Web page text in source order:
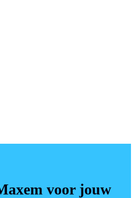
voor jouw